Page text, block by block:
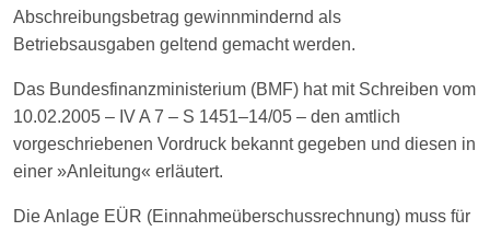
Abschreibungsbetrag gewinnmindernd als
Betriebsausgaben geltend gemacht werden.
Das Bundesfinanzministerium (BMF) hat mit Schreiben vom
10.02.2005 – IV A 7 – S 1451–14/05 – den amtlich
vorgeschriebenen Vordruck bekannt gegeben und diesen in
einer »Anleitung« erläutert.
Die Anlage EÜR (Einnahmeüberschussrechnung) muss für